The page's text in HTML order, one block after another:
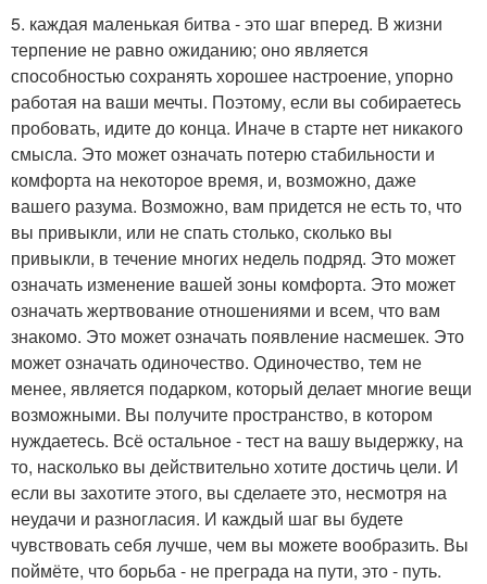
5. каждая маленькая битва - это шаг вперед. В жизни
терпение не равно ожиданию; оно является
способностью сохранять хорошее настроение, упорно
работая на ваши мечты. Поэтому, если вы собираетесь
пробовать, идите до конца. Иначе в старте нет никакого
смысла. Это может означать потерю стабильности и
комфорта на некоторое время, и, возможно, даже
вашего разума. Возможно, вам придется не есть то, что
вы привыкли, или не спать столько, сколько вы
привыкли, в течение многих недель подряд. Это может
означать изменение вашей зоны комфорта. Это может
означать жертвование отношениями и всем, что вам
знакомо. Это может означать появление насмешек. Это
может означать одиночество. Одиночество, тем не
менее, является подарком, который делает многие вещи
возможными. Вы получите пространство, в котором
нуждаетесь. Всё остальное - тест на вашу выдержку, на
то, насколько вы действительно хотите достичь цели. И
если вы захотите этого, вы сделаете это, несмотря на
неудачи и разногласия. И каждый шаг вы будете
чувствовать себя лучше, чем вы можете вообразить. Вы
поймёте, что борьба - не преграда на пути, это - путь.